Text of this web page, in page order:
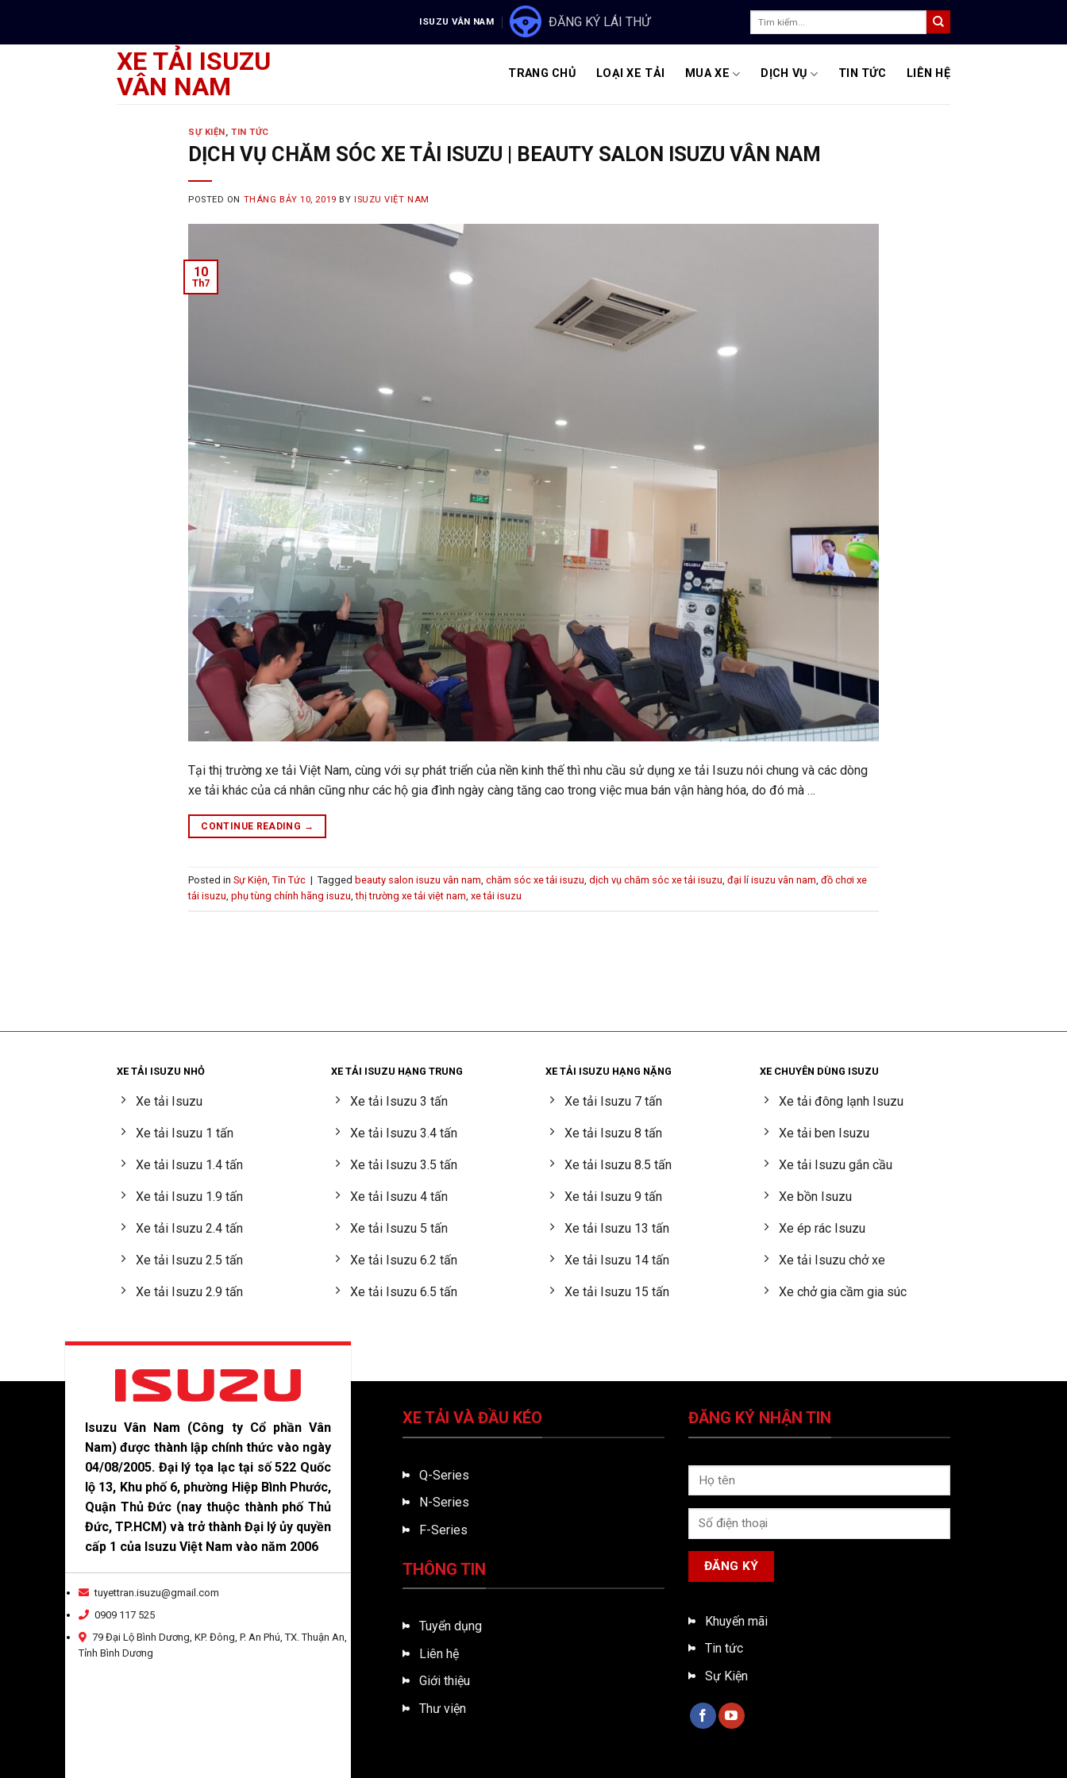
content
ISUZU VÂN NAM ĐĂNG KÝ LÁI THỬ
XE TẢI ISUZU
VÂN NAM
TRANG CHỦ LOẠI XE TẢI MUA XE DỊCH VỤ TIN TỨC LIÊN HỆ
SỰ KIỆN,TIN TỨC
DỊCH VỤ CHĂM SÓC XE TẢI ISUZU | BEAUTY SALON ISUZU VÂN NAM
POSTED ON THÁNG BẢY 10, 2019 BY ISUZU VIỆT NAM
10
Th7
Tại thị trường xe tải Việt Nam, cùng với sự phát triển của nền kinh thế thì nhu cầu sử dụng xe tải Isuzu nói chung và các dòng
xe tải khác của cá nhân cũng như các hộ gia đình ngày càng tăng cao trong việc mua bán vận hàng hóa, do đó mà …
CONTINUE READING →
Posted in Sự Kiện, Tin Tức | Tagged beauty salon isuzu vân nam, chăm sóc xe tải isuzu, dịch vụ chăm sóc xe tải isuzu, đại lí isuzu vân nam, đồ chơi xe
tải isuzu, phụ tùng chính hãng isuzu,thị trường xe tải việt nam, xe tải isuzu
XE TẢI ISUZU NHỎ
Xe tải Isuzu
Xe tải Isuzu 1 tấn
Xe tải Isuzu 1.4 tấn
Xe tải Isuzu 1.9 tấn
Xe tải Isuzu 2.4 tấn
Xe tải Isuzu 2.5 tấn
Xe tải Isuzu 2.9 tấn
XE TẢI ISUZU HẠNG TRUNG
Xe tải Isuzu 3 tấn
Xe tải Isuzu 3.4 tấn
Xe tải Isuzu 3.5 tấn
Xe tải Isuzu 4 tấn
Xe tải Isuzu 5 tấn
Xe tải Isuzu 6.2 tấn
Xe tải Isuzu 6.5 tấn
XE TẢI ISUZU HẠNG NẶNG
Xe tải Isuzu 7 tấn
Xe tải Isuzu 8 tấn
Xe tải Isuzu 8.5 tấn
Xe tải Isuzu 9 tấn
Xe tải Isuzu 13 tấn
Xe tải Isuzu 14 tấn
Xe tải Isuzu 15 tấn
XE CHUYÊN DÙNG ISUZU
Xe tải đông lạnh Isuzu
Xe tải ben Isuzu
Xe tải Isuzu gắn cầu
Xe bồn Isuzu
Xe ép rác Isuzu
Xe tải Isuzu chở xe
Xe chở gia cầm gia súc
Isuzu Vân Nam (Công ty Cổ phần Vân
Nam) được thành lập chính thức vào ngày
04/08/2005. Đại lý tọa lạc tại số 522 Quốc
lộ 13, Khu phố 6, phường Hiệp Bình Phước,
Quận Thủ Đức (nay thuộc thành phố Thủ
Đức, TP.HCM) và trở thành Đại lý ủy quyền
cấp 1 của Isuzu Việt Nam vào năm 2006
tuyettran.isuzu@gmail.com
0909 117 525
79 Đại Lộ Bình Dương, KP. Đông, P. An Phú, TX. Thuận An,
Tỉnh Bình Dương
XE TẢI VÀ ĐẦU KÉO
Q-Series
N-Series
F-Series
THÔNG TIN
Tuyển dụng
Liên hệ
Giới thiệu
Thư viện
ĐĂNG KÝ NHẬN TIN
Khuyến mãi
Tin tức
Sự Kiện